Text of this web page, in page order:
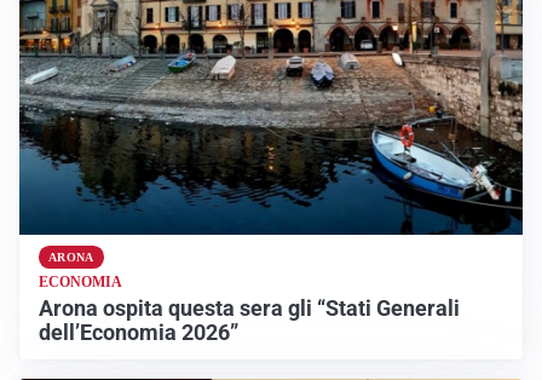
ARONA
ECONOMIA
Arona ospita questa sera gli “Stati Generali
dell’Economia 2026”